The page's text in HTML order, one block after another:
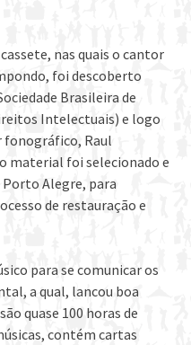
nas quais o cantor
foi descoberto
Brasileira de
Intelectuais) e logo
fonográfico, Raul
material foi selecionado e
Alegre, para
de restauração e
para se comunicar os
a qual, lancou boa
quase 100 horas de
contém cartas